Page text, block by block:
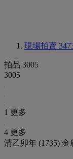
現場拍賣
拍品 3005
3005
1 更多
4 更多
清乙卯年 (1735)